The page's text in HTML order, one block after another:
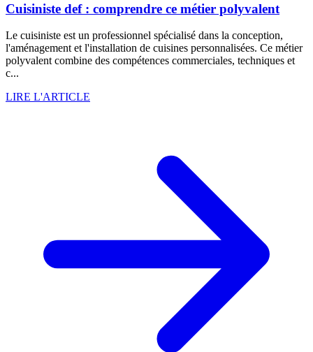
Cuisiniste def : comprendre ce métier polyvalent
Le cuisiniste est un professionnel spécialisé dans la conception,
l'aménagement et l'installation de cuisines personnalisées. Ce métier
polyvalent combine des compétences commerciales, techniques et
c...
LIRE L'ARTICLE